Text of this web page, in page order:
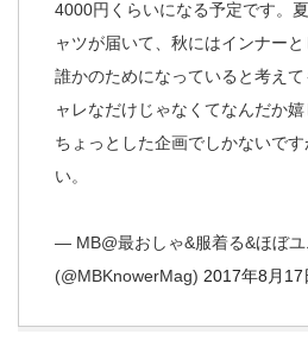
4000円くらいになる予定です。
ャツが届いて、秋にはインナー
誰かのためになっていると考え
ャレなだけじゃなくてなんだか嬉
ちょっとした企画でしかないで
い。
— MB@最おしゃ&服着る&ほぼユ
(@MBKnowerMag) 2017年8月17